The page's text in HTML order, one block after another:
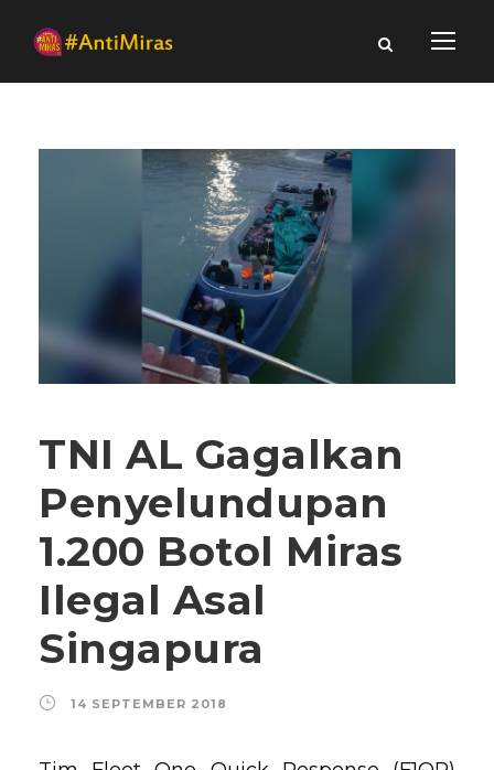
TNI AL Gagalkan
Penyelundupan
1.200 Botol Miras
Ilegal Asal
Singapura
14 SEPTEMBER 2018